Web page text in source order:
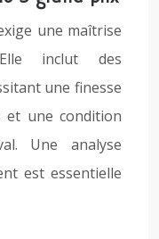
une maîtrise
inclut des
une finesse
et une condition
Une analyse
est essentielle